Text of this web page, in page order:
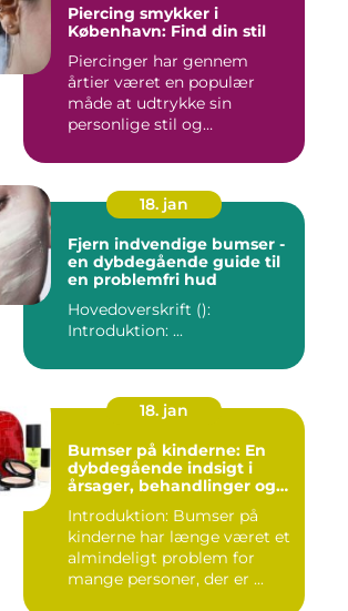
Piercing smykker i
København: Find din stil
Piercinger har gennem
årtier været en populær
måde at udtrykke sin
personlige stil og
18. jan
Fjern indvendige bumser -
en dybdegående guide til
en problemfri hud
Hovedoverskrift ():
Introduktion: ...
18. jan
Bumser på kinderne: En
dybdegående indsigt i
årsager, behandlinger og
Introduktion: Bumser på
kinderne har længe været et
almindeligt problem for
mange personer, der er ...